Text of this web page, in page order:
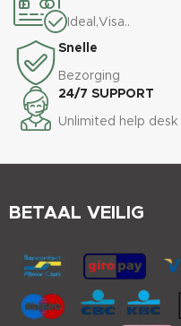
Ideal,Visa..
Snelle
Bezorging
24/7 SUPPORT
Unlimited help desk
BETAAL VEILIG